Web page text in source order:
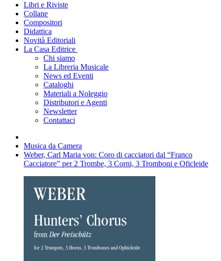
Libri e Riviste
Collane
Compositori
Didattica
Novità Editoriali
La Casa Editrice
Chi siamo
La Libreria Musicale
News ed Eventi
Cataloghi
Materiali a Noleggio
Distributori e Agenti
Newsletter
Contattaci
Musica da Camera
Weber, Carl Maria von: Coro di cacciatori dal “Franco
Cacciatore” per 2 Trombe, 3 Corni, 3 Tromboni e Oficleide